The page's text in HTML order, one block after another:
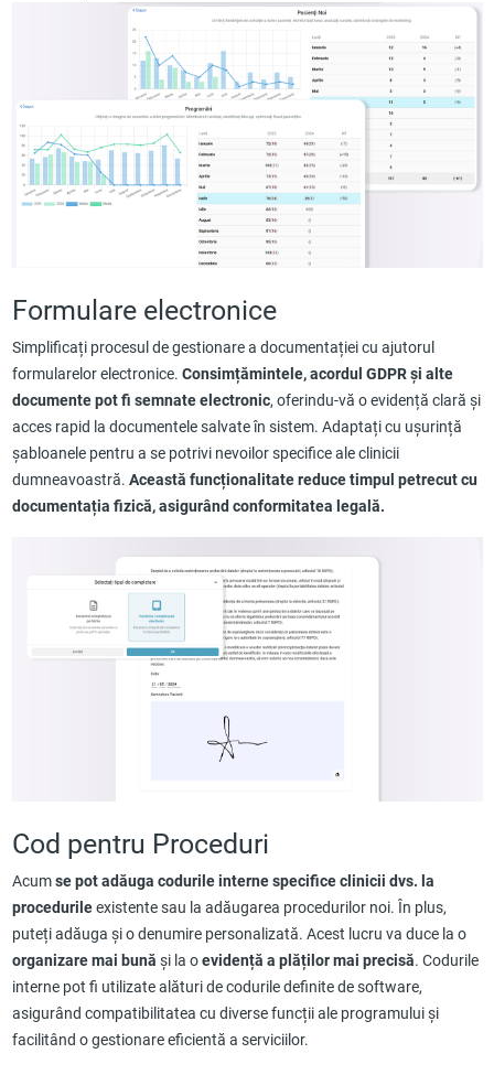
Formulare electronice
Simplificați procesul de gestionare a documentației cu ajutorul
formularelor electronice. Consimțămintele, acordul GDPR și alte
documente pot fi semnate electronic, oferindu-vă o evidență clară și
acces rapid la documentele salvate în sistem. Adaptați cu ușurință
șabloanele pentru a se potrivi nevoilor specifice ale clinicii
dumneavoastră. Această funcționalitate reduce timpul petrecut cu
documentația fizică, asigurând conformitatea legală.
Cod pentru Proceduri
Acumse pot adăuga codurile interne specifice clinicii dvs. la
procedurileexistente sau la adăugarea procedurilor noi. În plus,
puteți adăuga și o denumire personalizată. Acest lucru va duce la o
organizare mai bună și la oevidență a plăților mai precisă. Codurile
interne pot fi utilizate alături de codurile definite de software,
asigurând compatibilitatea cu diverse funcții ale programului și
facilitând o gestionare eficientă a serviciilor.